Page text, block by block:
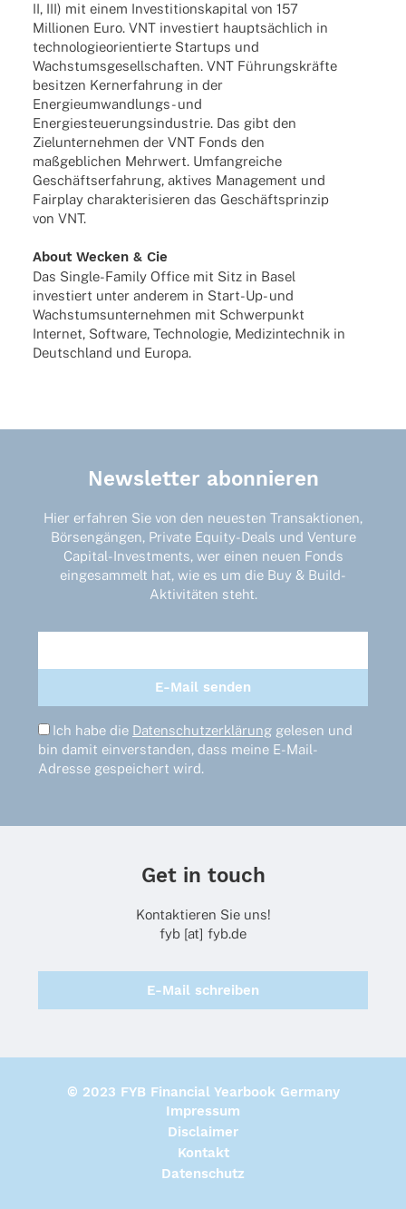
II, III) mit einem Inves­ti­ti­ons­ka­pi­tal von 157
Millio­nen Euro. VNT inves­tiert haupt­säch­lich in
tech­no­lo­gie­ori­en­tierte Start­ups und
Wachs­tums­ge­sell­schaf­ten. VNT Führungs­kräfte
besit­zen Kern­er­fah­rung in der
Ener­­gie­um­­wan­d­­lungs- und
Ener­gie­steue­rungs­in­dus­trie. Das gibt den
Ziel­un­ter­neh­men der VNT Fonds den
maßgeb­li­chen Mehr­wert. Umfang­rei­che
Geschäfts­er­fah­rung, akti­ves Manage­ment und
Fair­play charak­te­ri­sie­ren das Geschäfts­prin­zip
von VNT.
About Wecken & Cie
Das Single-Family Office mit Sitz in Basel
inves­tiert unter ande­rem in Start-Up- und
Wachs­tums­un­ter­neh­men mit Schwer­punkt
Inter­net, Soft­ware, Tech­no­lo­gie, Medi­zin­tech­nik in
Deutsch­land und Europa.
Newsletter abonnieren
Hier erfahren Sie von den neuesten Transaktionen,
Börsengängen, Private Equity-Deals und Venture
Capital-Investments, wer einen neuen Fonds
eingesammelt hat, wie es um die Buy & Build-
Aktivitäten steht.
Ich habe die Datenschutzerklärung gelesen und
bin damit einverstanden, dass meine E-Mail-
Adresse gespeichert wird.
Get in touch
Kontaktieren Sie uns!
fyb [at] fyb.de
E-Mail schreiben
© 2023 FYB Financial Yearbook Germany
Impressum
Disclaimer
Kontakt
Datenschutz